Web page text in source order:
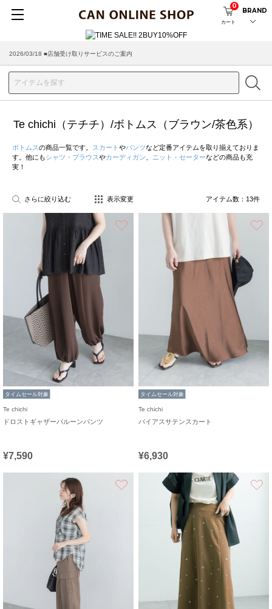
カート
0
BRAND
2026/03/18 ■店舗受け取りサービスのご案内
Te chichi（テチチ）/ボトムス（ブラウン/茶色系）
ボトムスの商品一覧です。 スカート やパンツなど定番アイテムを取り揃えておりま
す。他にもシャツ・ブラウスやカーディガン ニット・セーターなどの商品も充
実！
さらに絞り込む 表示変更 アイテム数： 13件
お気に入り
タイムセール対象
Te chichi
ドロストギャザーバルーンパンツ
¥7,590
タイムセール対象
Te chichi
バイアスサテンスカート
¥6,930
お気に入り